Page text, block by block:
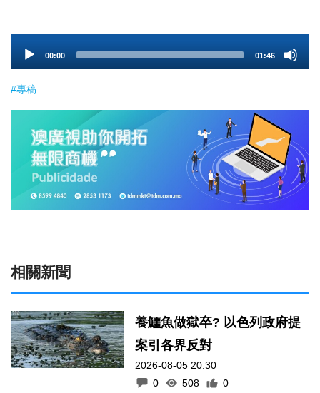
Player
00:00 01:46
#專稿
相關新聞
養鱷魚做獄卒? 以色列政府提
案引各界反對
2026-08-05 20:30
0
508 0